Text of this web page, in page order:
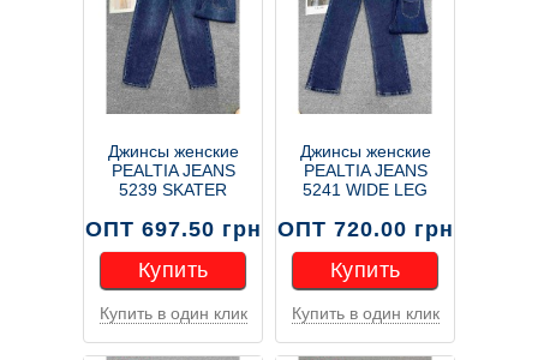
Джинсы женские
PEALTIA JEANS
5239 SKATER
ОПТ 697.50 грн
Купить
Купить
Купить в один клик
Джинсы женские
PEALTIA JEANS
5241 WIDE LEG
ОПТ 720.00 грн
Купить
Купить
Купить в один клик